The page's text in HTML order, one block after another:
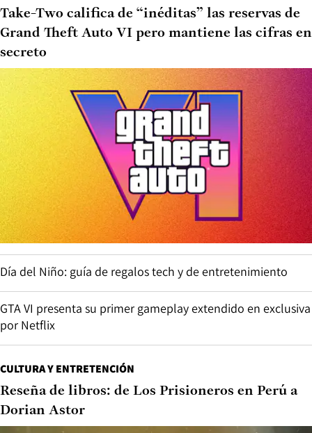
Take-Two califica de “inéditas” las reservas de
Grand Theft Auto VI pero mantiene las cifras en
secreto
Día del Niño: guía de regalos tech y de entretenimiento
GTA VI presenta su primer gameplay extendido en exclusiva
por Netflix
CULTURA Y ENTRETENCIÓN
Reseña de libros: de Los Prisioneros en Perú a
Dorian Astor